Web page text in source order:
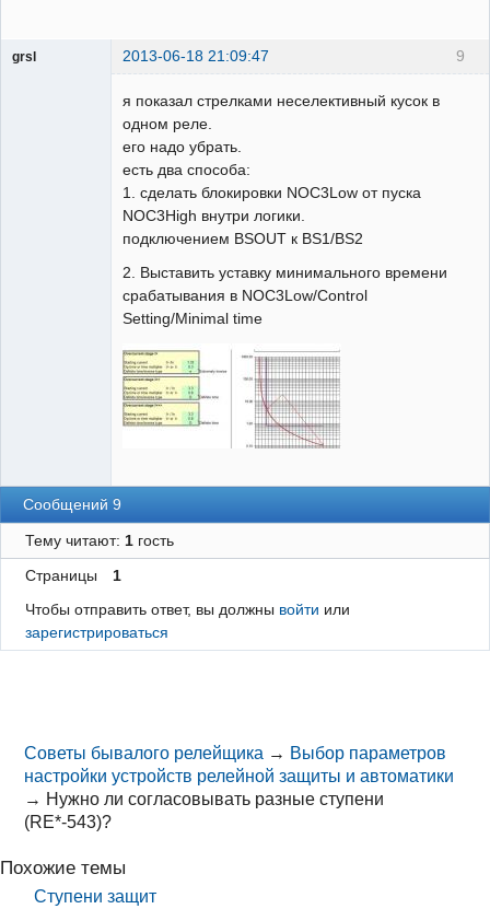
9
grsl 2013-06-18 21:09:47
я показал стрелками неселективный кусок в
одном реле.
его надо убрать.
есть два способа:
1. сделать блокировки NOC3Low от пуска
NOC3High внутри логики.
подключением BSOUT к BS1/BS2
2. Выставить уставку минимального времени
срабатывания в NOC3Low/Control
Setting/Minimal time
Сообщений 9
Тему читают: 1гость
Страницы
1
Чтобы отправить ответ, вы должны войти или
зарегистрироваться
Советы бывалого релейщика → Выбор параметров
настройки устройств релейной защиты и автоматики
→ Нужно ли согласовывать разные ступени
(RE*-543)?
Похожие темы
Ступени защит